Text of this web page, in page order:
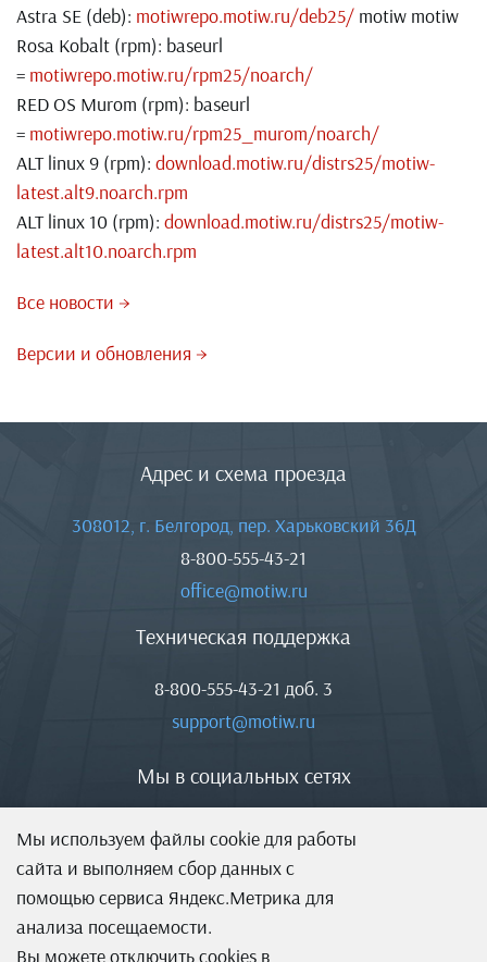
Мы используем файлы cookie для работы
сайта и выполняем сбор данных с
помощью сервиса Яндекс.Метрика для
анализа посещаемости.
Вы можете отключить cookies в
Astra SE (deb): motiwrepo.motiw.ru/deb25/ motiw motiw
Rosa Kobalt (rpm): baseurl
= motiwrepo.motiw.ru/rpm25/noarch/
RED OS Murom (rpm): baseurl
= motiwrepo.motiw.ru/rpm25_murom/noarch/
ALT linux 9 (rpm): download.motiw.ru/distrs25/motiw-
latest.alt9.noarch.rpm
ALT linux 10 (rpm): download.motiw.ru/distrs25/motiw-
latest.alt10.noarch.rpm
Все новости →
Версии и обновления →
Адрес и схема проезда
308012, г. Белгород, пер. Харьковский 36Д
8-800-555-43-21
office@motiw.ru
Техническая поддержка
8-800-555-43-21 доб. 3
support@motiw.ru
Мы в социальных сетях